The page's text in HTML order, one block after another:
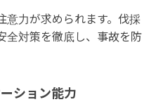
意力が求められます。伐採
全対策を徹底し、事故を防
ション能力